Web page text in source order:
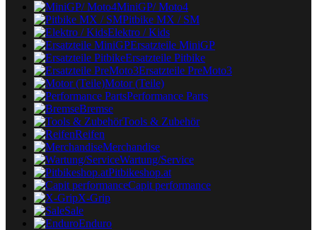
MiniGP/ Moto4
Pitbike MX / SM
Elektro / Kids
Ersatzteile MiniGP
Ersatzteile Pitbike
Ersatzteile PreMoto3
Motor (Teile)
Performance Parts
Bremse
Tools & Zubehör
Reifen
Merchandise
Wartung/Service
Pitbikeshop.at
Capit performance
X-Grip
Sale
Enduro